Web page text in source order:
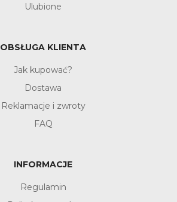
Ulubione
OBSŁUGA KLIENTA
Jak kupować?
Dostawa
Reklamacje i zwroty
FAQ
INFORMACJE
Regulamin